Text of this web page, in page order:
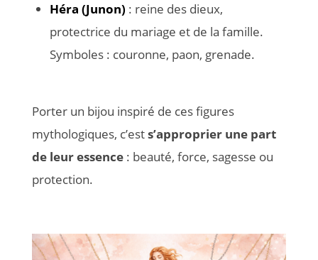
Héra (Junon) : reine des dieux,
protectrice du mariage et de la famille.
Symboles : couronne, paon, grenade.
Porter un bijou inspiré de ces figures
mythologiques, c’ests’approprier une part
de leur essence: beauté, force, sagesse ou
protection.